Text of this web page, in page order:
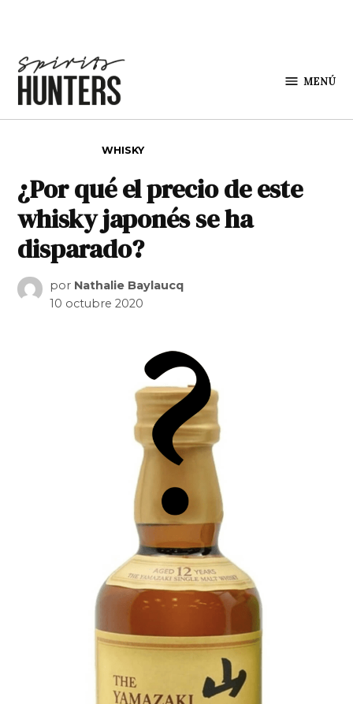
MENÚ
WHISKY
¿Por qué el precio de este
whisky japonés se ha
disparado?
por Nathalie Baylaucq
10 octubre 2020